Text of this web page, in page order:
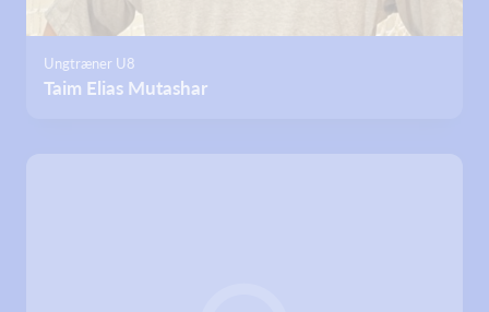
Ungtræner U8
Taim Elias Mutashar